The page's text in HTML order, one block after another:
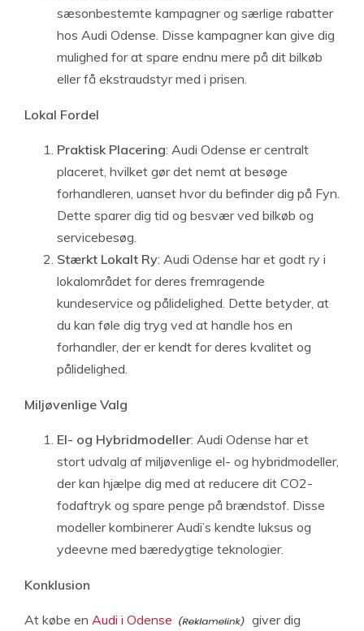
sæsonbestemte kampagner og særlige rabatter
hos Audi Odense. Disse kampagner kan give dig
mulighed for at spare endnu mere på dit bilkøb
eller få ekstraudstyr med i prisen.
Lokal Fordel
Praktisk Placering: Audi Odense er centralt
placeret, hvilket gør det nemt at besøge
forhandleren, uanset hvor du befinder dig på Fyn.
Dette sparer dig tid og besvær ved bilkøb og
servicebesøg.
Stærkt Lokalt Ry: Audi Odense har et godt ry i
lokalområdet for deres fremragende
kundeservice og pålidelighed. Dette betyder, at
du kan føle dig tryg ved at handle hos en
forhandler, der er kendt for deres kvalitet og
pålidelighed.
Miljøvenlige Valg
El- og Hybridmodeller: Audi Odense har et
stort udvalg af miljøvenlige el- og hybridmodeller,
der kan hjælpe dig med at reducere dit CO2-
fodaftryk og spare penge på brændstof. Disse
modeller kombinerer Audi’s kendte luksus og
ydeevne med bæredygtige teknologier.
Konklusion
At købe en Audi i Odense giver dig